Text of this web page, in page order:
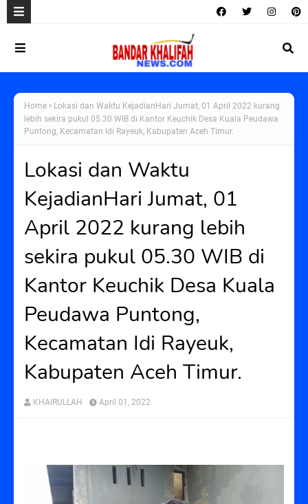
Home
Lokasi dan Waktu KejadianHari Jumat, 01 April 2022 kurang
lebih sekira pukul 05.30 WIB di Kantor Keuchik Desa Kuala Peudawa
Puntong, Kecamatan Idi Rayeuk, Kabupaten Aceh Timur.
Lokasi dan Waktu
KejadianHari Jumat, 01
April 2022 kurang lebih
sekira pukul 05.30 WIB di
Kantor Keuchik Desa Kuala
Peudawa Puntong,
Kecamatan Idi Rayeuk,
Kabupaten Aceh Timur.
KHAIRULLAH April 01, 2022